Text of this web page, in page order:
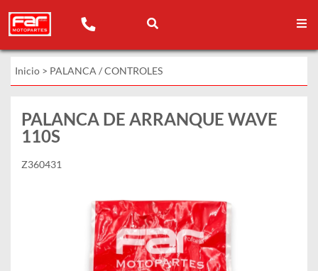
Inicio > PALANCA / CONTROLES
PALANCA DE ARRANQUE WAVE
110S
Z360431